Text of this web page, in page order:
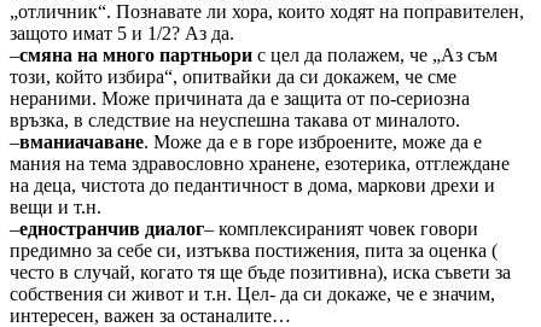
„отличник“. Познавате ли хора, които ходят на поправителен,
защото имат 5 и 1/2? Аз да.
–смяна на много партньори с цел да полажем, че „Аз съм
този, който избира“, опитвайки да си докажем, че сме
нераними. Може причината да е защита от по-сериозна
връзка, в следствие на неуспешна такава от миналото.
–вманиачаване. Може да е в горе изброените, може да е
мания на тема здравословно хранене, езотерика, отглеждане
на деца, чистота до педантичност в дома, маркови дрехи и
вещи и т.н.
–едностранчив диалог– комплексираният човек говори
предимно за себе си, изтъква постижения, пита за оценка (
често в случай, когато тя ще бъде позитивна), иска съвети за
собствения си живот и т.н. Цел- да си докаже, че е значим,
интересен, важен за останалите…